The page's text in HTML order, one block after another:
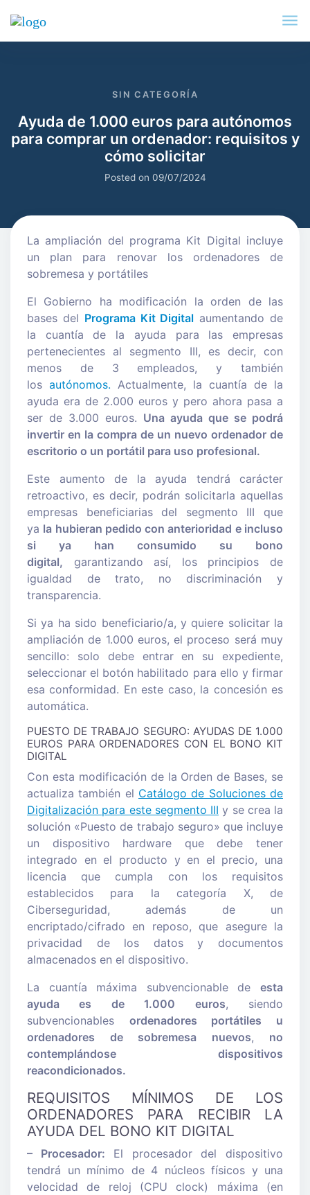
SIN CATEGORÍA
Ayuda de 1.000 euros para autónomos
para comprar un ordenador: requisitos y
cómo solicitar
Posted on 09/07/2024
La ampliación del programa Kit Digital incluye
un plan para renovar los ordenadores de
sobremesa y portátiles
El Gobierno ha modificación la orden de las
bases del Programa Kit Digital aumentando de
la cuantía de la ayuda para las empresas
pertenecientes al segmento III, es decir, con
menos de 3 empleados, y también
los autónomos. Actualmente, la cuantía de la
ayuda era de 2.000 euros y pero ahora pasa a
ser de 3.000 euros. Una ayuda que se podrá
invertir en la compra de un nuevo ordenador de
escritorio o un portátil para uso profesional.
Este aumento de la ayuda tendrá carácter
retroactivo, es decir, podrán solicitarla aquellas
empresas beneficiarias del segmento III que
ya la hubieran pedido con anterioridad e incluso
si ya han consumido su bono
digital, garantizando así, los principios de
igualdad de trato, no discriminación y
transparencia.
Si ya ha sido beneficiario/a, y quiere solicitar la
ampliación de 1.000 euros, el proceso será muy
sencillo: solo debe entrar en su expediente,
seleccionar el botón habilitado para ello y firmar
esa conformidad. En este caso, la concesión es
automática.
PUESTO DE TRABAJO SEGURO: AYUDAS DE 1.000
EUROS PARA ORDENADORES CON EL BONO KIT
DIGITAL
Con esta modificación de la Orden de Bases, se
actualiza también el Catálogo de Soluciones de
Digitalización para este segmento III y se crea la
solución «Puesto de trabajo seguro» que incluye
un dispositivo hardware que debe tener
integrado en el producto y en el precio, una
licencia que cumpla con los requisitos
establecidos para la categoría X, de
Ciberseguridad, además de un
encriptado/cifrado en reposo, que asegure la
privacidad de los datos y documentos
almacenados en el dispositivo.
La cuantía máxima subvencionable de esta
ayuda es de 1.000 euros, siendo
subvencionables ordenadores portátiles u
ordenadores de sobremesa nuevos, no
contemplándose dispositivos
reacondicionados.
REQUISITOS MÍNIMOS DE LOS
ORDENADORES PARA RECIBIR LA
AYUDA DEL BONO KIT DIGITAL
– Procesador: El procesador del dispositivo
tendrá un mínimo de 4 núcleos físicos y una
velocidad de reloj (CPU clock) máxima (en